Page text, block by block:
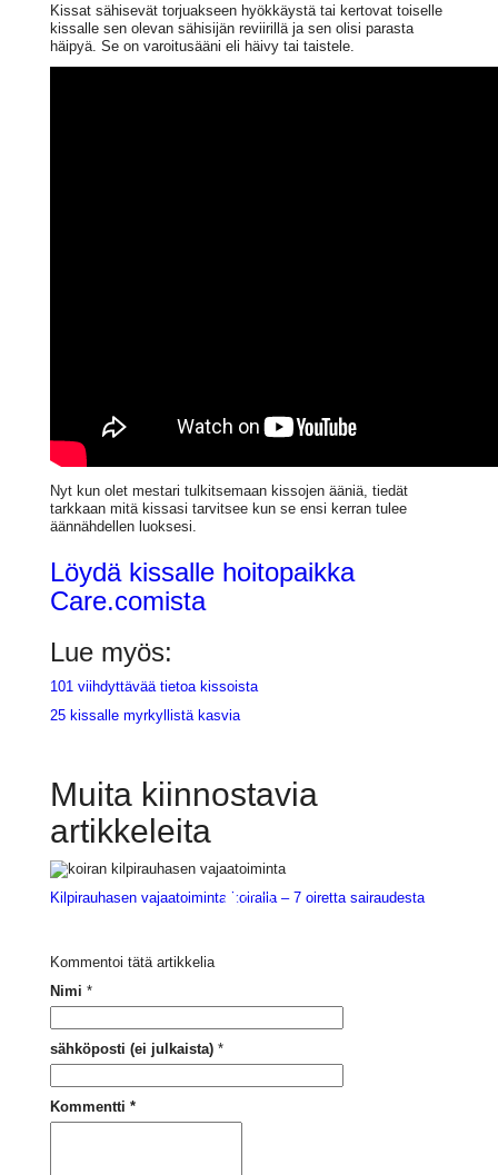
Kissat sähisevät torjuakseen hyökkäystä tai kertovat toiselle
kissalle sen olevan sähisijän reviirillä ja sen olisi parasta
häipyä. Se on varoitusääni eli häivy tai taistele.
Nyt kun olet mestari tulkitsemaan kissojen ääniä, tiedät
tarkkaan mitä kissasi tarvitsee kun se ensi kerran tulee
äännähdellen luoksesi.
Löydä kissalle hoitopaikka
Care.comista
Lue myös:
101 viihdyttävää tietoa kissoista
25 kissalle myrkyllistä kasvia
Muita kiinnostavia
artikkeleita
Kilpirauhasen vajaatoiminta koiralla – 7 oiretta sairaudesta
Kommentoi tätä artikkelia
Nimi *
sähköposti (ei julkaista) *
Kommentti *